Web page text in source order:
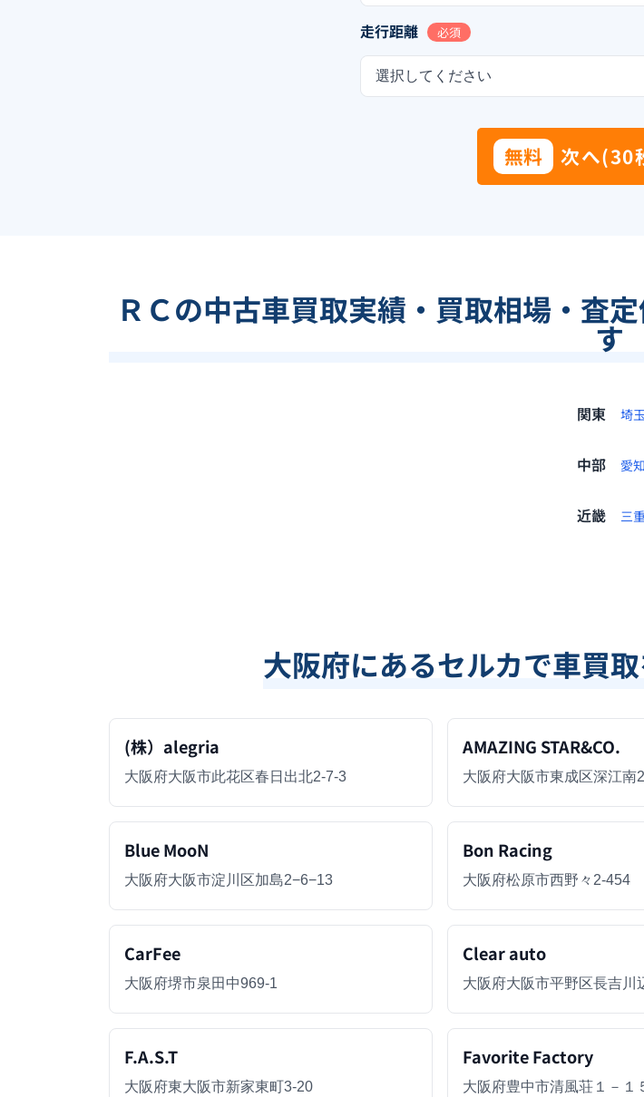
走行距離 必須
選択してください
無料 次へ(30
ＲＣの中古車買取実績・買取相場・査
す
関東 埼
中部 愛
近畿 三
大阪府にあるセルカで車買
(株）alegria
大阪府大阪市此花区春日出北2-7-3
AMAZING STAR&CO.
大阪府大阪市東成区深江南
Blue MooN
大阪府大阪市淀川区加島2−6−13
Bon Racing
大阪府松原市西野々2-454
CarFee
大阪府堺市泉田中969-1
Clear auto
大阪府大阪市平野区長吉川
F.A.S.T
大阪府東大阪市新家東町3-20
Favorite Factory
大阪府豊中市清風荘１－１